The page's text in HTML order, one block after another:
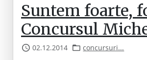
Suntem foarte,
Concursul
02.12.2014 concursuri...